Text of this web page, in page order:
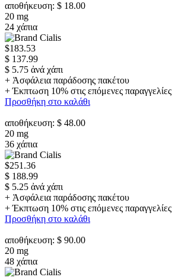
αποθήκευση: $ 18.00
20 mg
24 χάπια
$183.53
$ 137.99
$ 5.75 ἀνά χάπι
+ Ἀσφάλεια παράδοσης πακέτου
+ Έκπτωση 10% στις επόμενες παραγγελίες
Προσθήκη στο καλάθι
αποθήκευση: $ 48.00
20 mg
36 χάπια
$251.36
$ 188.99
$ 5.25 ἀνά χάπι
+ Ἀσφάλεια παράδοσης πακέτου
+ Έκπτωση 10% στις επόμενες παραγγελίες
Προσθήκη στο καλάθι
αποθήκευση: $ 90.00
20 mg
48 χάπια